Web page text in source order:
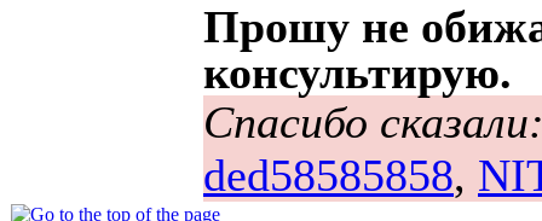
Прошу не
консультирую.
Спасибо
ded58585858,